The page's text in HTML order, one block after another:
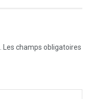
Les champs obligatoires